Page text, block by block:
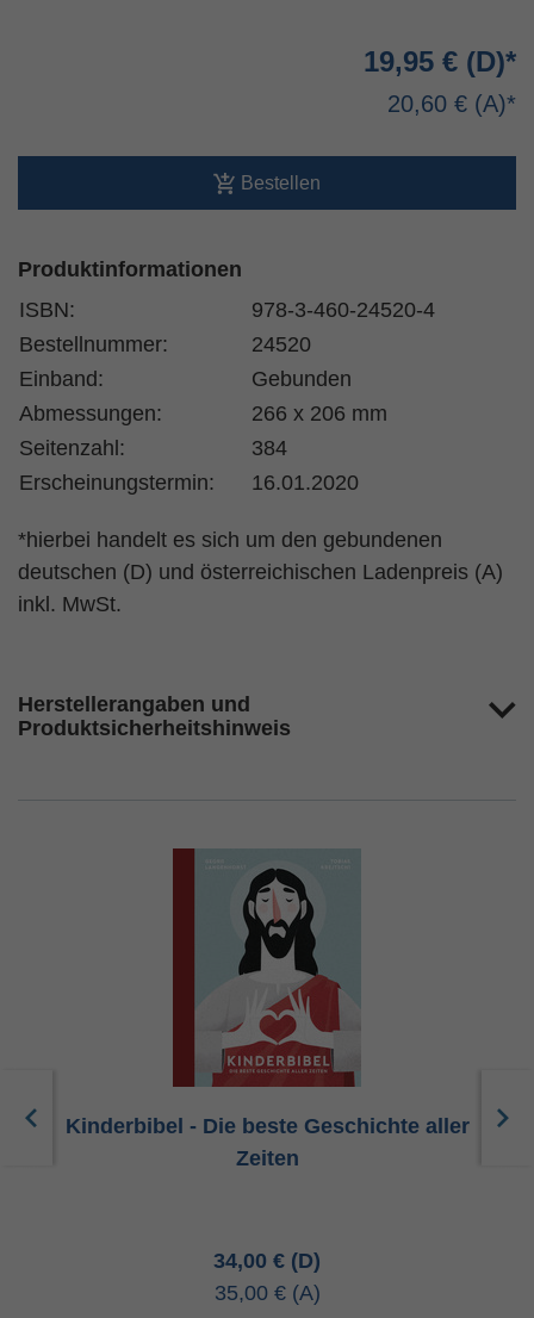
19,95 €
20,60 €
Bestellen
Produktinformationen
ISBN:
978-3-460-24520-4
Bestellnummer:
24520
Einband:
Gebunden
Abmessungen:
266 x 206 mm
Seitenzahl:
384
Erscheinungstermin:
16.01.2020
*hierbei handelt es sich um den gebundenen
deutschen (D) und österreichischen Ladenpreis (A)
inkl. MwSt.
Herstellerangaben und
Produktsicherheitshinweis
Kinderbibel - Die beste Geschichte aller
Zeiten
34,00 €
35,00 €